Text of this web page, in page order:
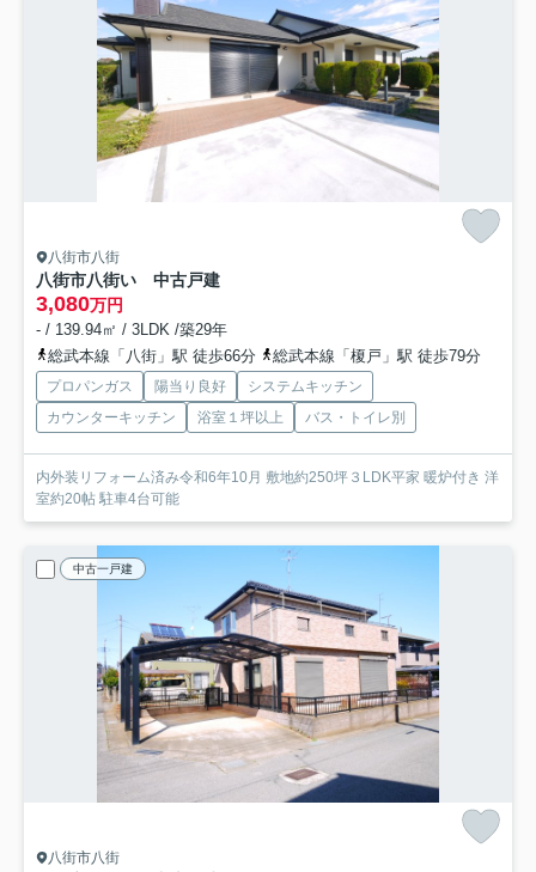
八街市八街
八街市八街い 中古戸建
3,080万円
- / 139.94㎡ / 3LDK /築29年
総武本線「八街」駅 徒歩66分
総武本線「榎戸」駅 徒歩79分
プロパンガス 陽当り良好
システムキッチン
カウンターキッチン
浴室１坪以上 バス・トイレ別
内外装リフォーム済み令和6年10月 敷地約250坪３LDK平家 暖炉付き 洋
室約20帖 駐車4台可能
中古一戸建
八街市八街